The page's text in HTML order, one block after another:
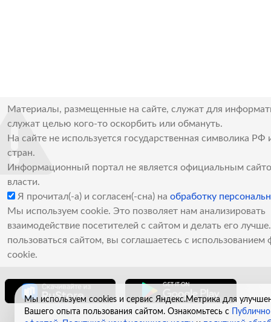
Материалы, размещенные на сайте, служат для
служат целью кого-то оскорбить или обмануть.
На сайте не используется государственная символика РФ
стран.
Информационный портал не является официальным
власти.
Я прочитал(-а) и согласен(-сна) на обработку
Мы используем cookie. Это позволяет нам анализировать
взаимодействие посетителей с сайтом и делать его
пользоваться сайтом, вы соглашаетесь с использованием
cookie.
Мы используем cookies и сервис Яндекс.Метрика для
Вашего опыта пользования сайтом. Ознакомьтесь с